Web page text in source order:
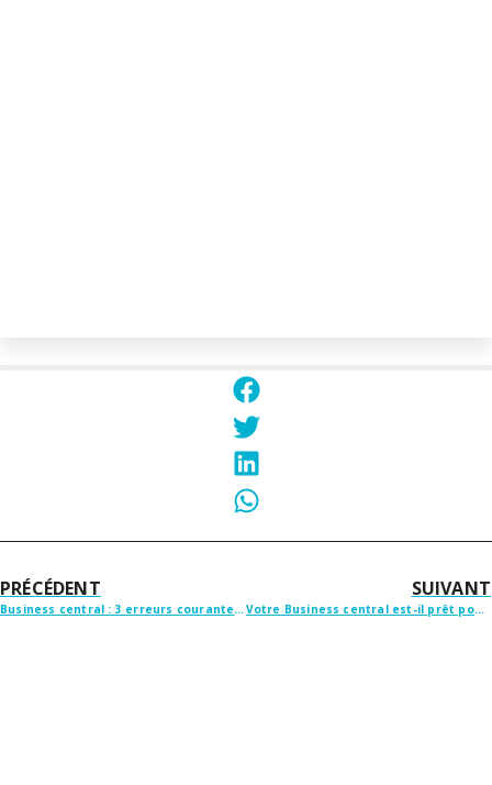
PRÉCÉDENT
Business central : 3 erreurs courantes qui font échouer vos projets
SUIVANT
Votre Business central est-il prêt pour 2026 ?